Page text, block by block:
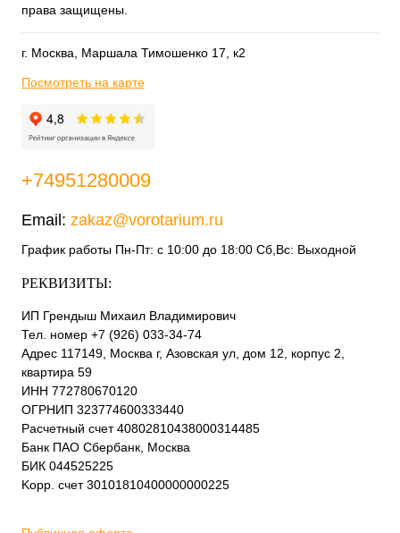
права защищены.
г. Москва, Маршала Тимошенко 17, к2
Посмотреть на карте
+74951280009
Email: zakaz@vorotarium.ru
График работы Пн-Пт: с 10:00 до 18:00 Сб,Вс: Выходной
РЕКВИЗИТЫ:
ИП Грендыш Михаил Владимирович
Тел. номер +7 (926) 033-34-74
Адрес 117149, Москва г, Азовская ул, дом 12, корпус 2,
квартира 59
ИНН 772780670120
ОГРНИП 323774600333440
Расчетный счет 40802810438000314485
Банк ПАО Сбербанк, Москва
БИК 044525225
Kорр. счет 30101810400000000225